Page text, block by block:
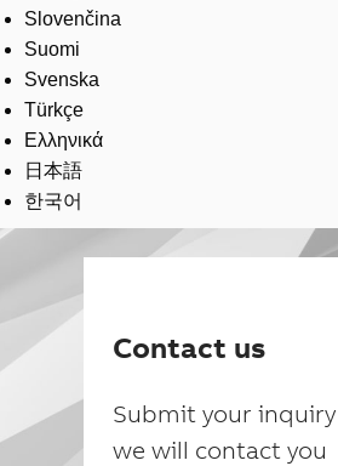
Slovenčina
Suomi
Svenska
Türkçe
Ελληνικά
日本語
한국어
Contact us
Submit your
we will contact you